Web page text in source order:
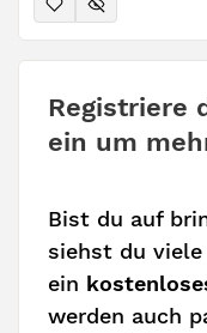
Registriere
ein um
Bist du auf
siehst du
ein
werden auch